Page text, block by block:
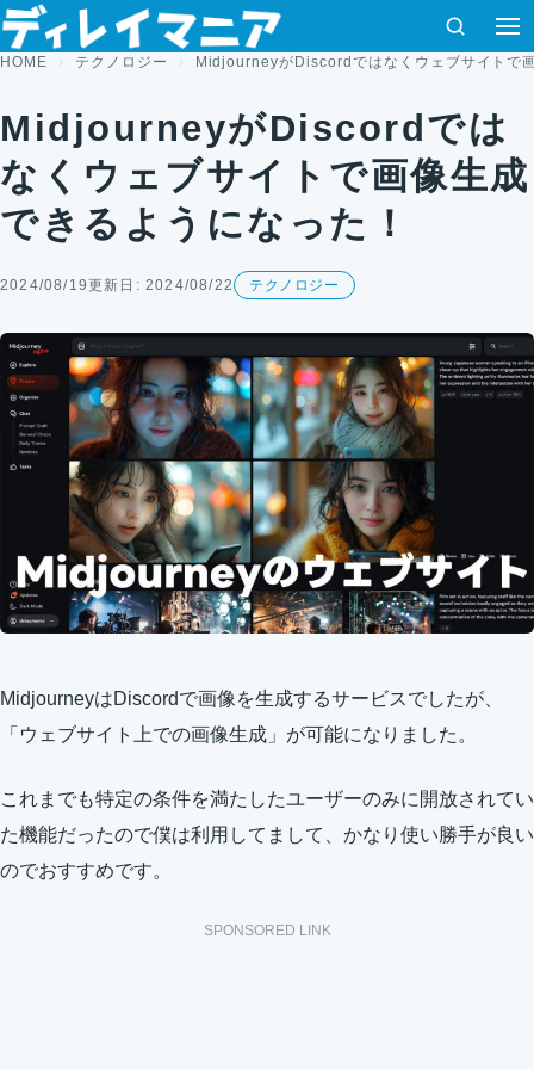
コンテンツへスキップ
検索
HOME テクノロジー MidjourneyがDiscordではなくウェブサイトで
MidjourneyがDiscordでは
なくウェブサイトで画像生成
できるようになった！
2024/08/19更新日: 2024/08/22 テクノロジー
MidjourneyはDiscordで画像を生成するサービスでしたが、
「ウェブサイト上での画像生成」が可能になりました。
これまでも特定の条件を満たしたユーザーのみに開放されてい
た機能だったので僕は利用してまして、かなり使い勝手が良い
のでおすすめです。
SPONSORED LINK